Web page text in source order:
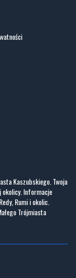
Kaszubskiego. Twoja
okolicy. Informacje
Rumi i okolic.
Trójmiasta